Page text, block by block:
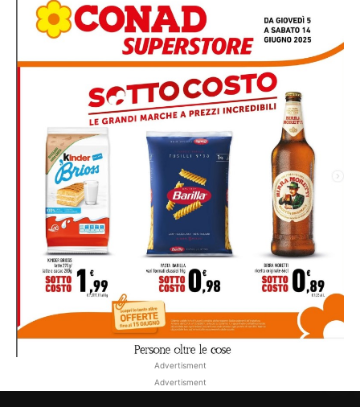
Advertisment
Advertisment